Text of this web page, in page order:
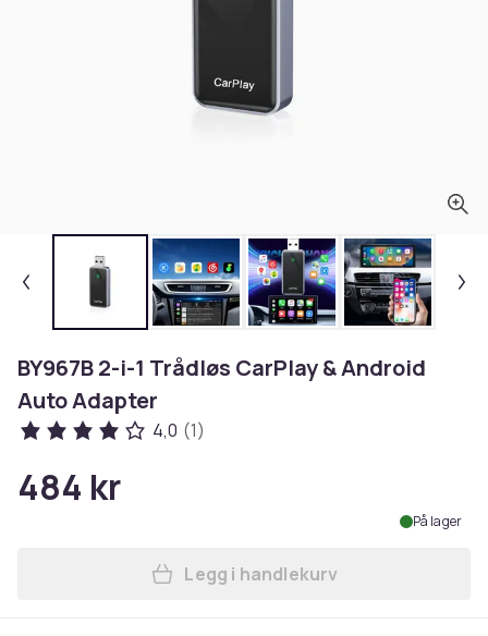
BY967B 2-i-1 Trådløs CarPlay & Android
Auto Adapter
4,0 (1)
484 kr
På lager
Legg BY967B 2-i-1 Trådløs
Legg i handlekurv